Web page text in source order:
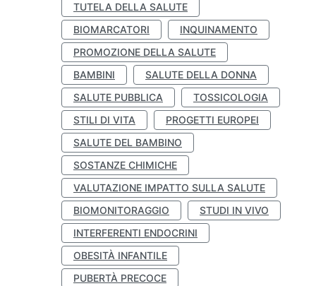
TUTELA DELLA SALUTE
BIOMARCATORI
INQUINAMENTO
PROMOZIONE DELLA SALUTE
BAMBINI
SALUTE DELLA DONNA
SALUTE PUBBLICA
TOSSICOLOGIA
STILI DI VITA
PROGETTI EUROPEI
SALUTE DEL BAMBINO
SOSTANZE CHIMICHE
VALUTAZIONE IMPATTO SULLA SALUTE
BIOMONITORAGGIO
STUDI IN VIVO
INTERFERENTI ENDOCRINI
OBESITÀ INFANTILE
PUBERTÀ PRECOCE